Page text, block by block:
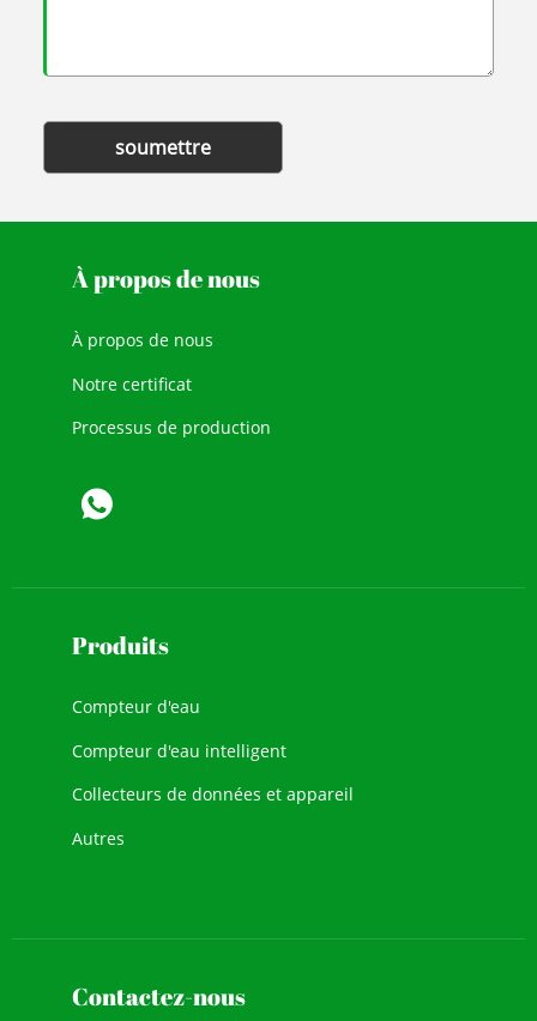
soumettre
À propos de nous
À propos de nous
Notre certificat
Processus de production
Produits
Compteur d'eau
Compteur d'eau intelligent
Collecteurs de données et appareil
Autres
Contactez-nous